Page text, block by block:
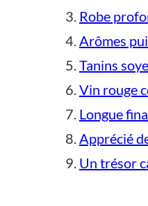
Robe
Arômes
Tanins
Vin rouge
Longue
Apprécié
Un trésor